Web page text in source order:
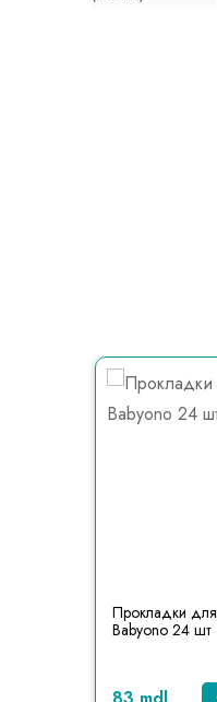
Прокладки для
Babyono 24 шт